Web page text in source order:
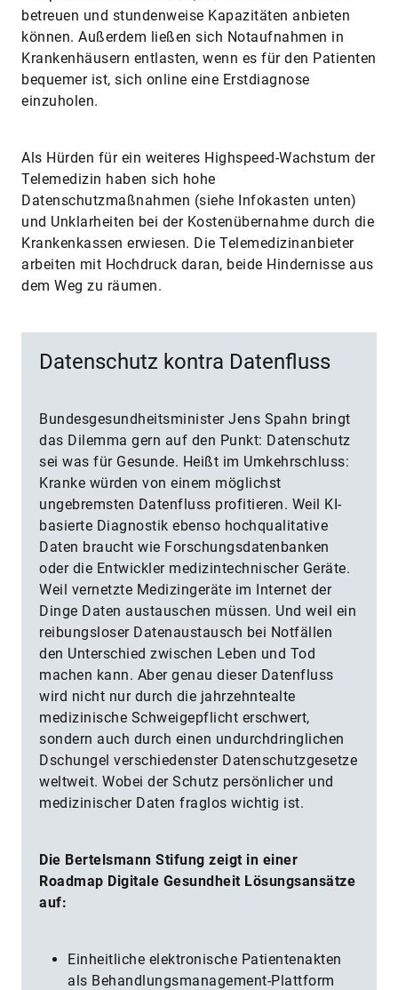
betreuen und stundenweise Kapazitäten anbieten
können. Außerdem ließen sich Notaufnahmen in
Krankenhäusern entlasten, wenn es für den Patienten
bequemer ist, sich online eine Erstdiagnose
einzuholen.
Als Hürden für ein weiteres Highspeed-Wachstum der
Telemedizin haben sich hohe
Datenschutzmaßnahmen (siehe Infokasten unten)
und Unklarheiten bei der Kostenübernahme durch die
Krankenkassen erwiesen. Die Telemedizinanbieter
arbeiten mit Hochdruck daran, beide Hindernisse aus
dem Weg zu räumen.
Datenschutz kontra Datenfluss
Bundesgesundheitsminister Jens Spahn bringt
das Dilemma gern auf den Punkt: Datenschutz
sei was für Gesunde. Heißt im Umkehrschluss:
Kranke würden von einem möglichst
ungebremsten Datenfluss profitieren. Weil KI-
basierte Diagnostik ebenso hochqualitative
Daten braucht wie Forschungsdatenbanken
oder die Entwickler medizintechnischer Geräte.
Weil vernetzte Medizingeräte im Internet der
Dinge Daten austauschen müssen. Und weil ein
reibungsloser Datenaustausch bei Notfällen
den Unterschied zwischen Leben und Tod
machen kann. Aber genau dieser Datenfluss
wird nicht nur durch die jahrzehntealte
medizinische Schweigepflicht erschwert,
sondern auch durch einen undurchdringlichen
Dschungel verschiedenster Datenschutzgesetze
weltweit. Wobei der Schutz persönlicher und
medizinischer Daten fraglos wichtig ist.
Die Bertelsmann Stifung zeigt in einer
Roadmap Digitale Gesundheit Lösungsansätze
auf:
Einheitliche elektronische Patientenakten
als Behandlungsmanagement-Plattform